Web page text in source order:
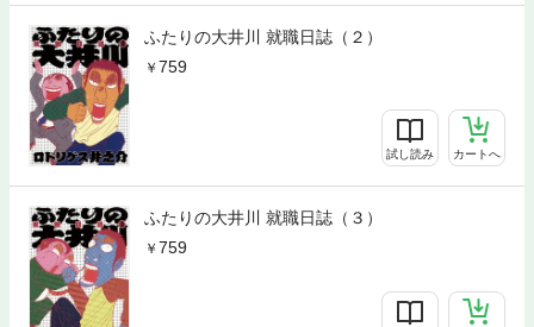
ふたりの大井川 就職日誌（２）
759
試し読み カートへ
ふたりの大井川 就職日誌（３）
759